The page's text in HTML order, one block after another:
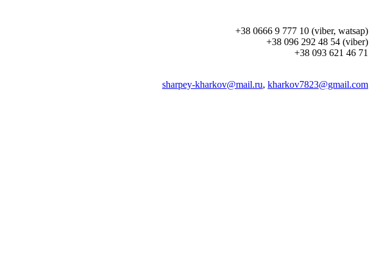
+38 0666 9 777 10 (viber, watsap)
+38 096 292 48 54 (viber)
+38 093 621 46 71
sharpey-kharkov@mail.ru, kharkov7823@gmail.com